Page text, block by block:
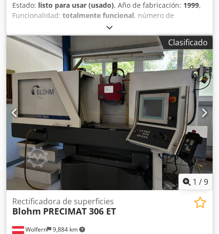
Estado: listo para usar (usado), Año de fabricación: 1999,
Funcionalidad: totalmente funcional, número de
, diámetro de disco rectificador:
400 mm, recorrido eje X:900 mm, recorrido del eje Y:550
mm, recorrido del eje Z: 360 mm, velocidad del husillo de
rectificado:3,400 rpm, DETALLES TÉCNICOS Recorrido eje
X: 900 mm Recorrido eje Y: 550 mm Recorrido eje Z: 360
mm Ancho de la mesa: 790 mm Profundidad de la mesa:
380 mm Diámetro máx. de la muela: 400 mm Velocidad
máx. del husillo: 3.400 rpm EQUIPAMIENTO
Dsdpfxoyuamxs Aigskr Marcado CE Documentación
Clasificado
1 /9
Wolfern 9,884 km
Rectificadora de superficies
Blohm PRECIMAT 306 ET